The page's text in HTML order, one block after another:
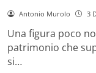
Antonio Murolo 3
Una figura poco
patrimonio che
si…